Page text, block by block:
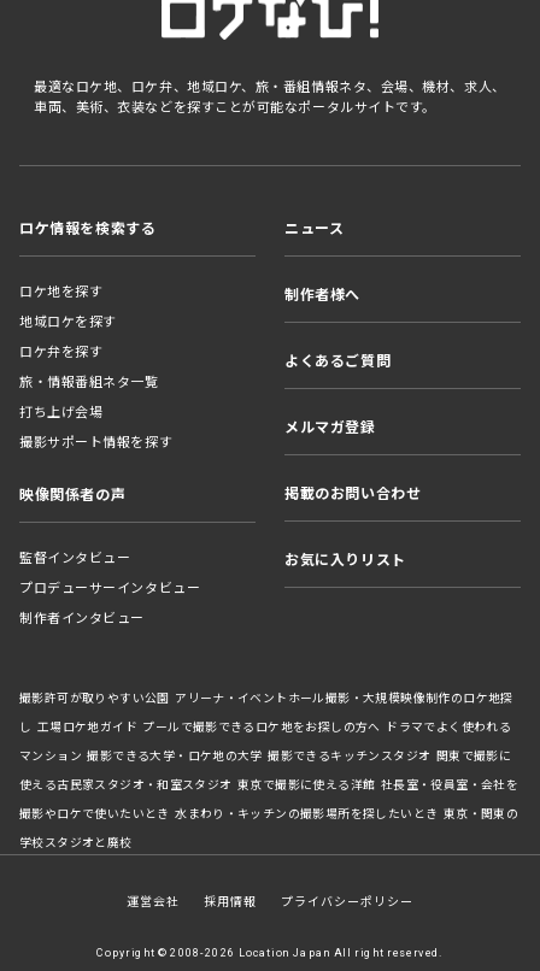
最適なロケ地、ロケ弁、地域ロケ、旅・番組情報ネタ、会場、機材、求人、
車両、美術、衣装などを探すことが可能なポータルサイトです。
ロケ情報を検索する
ロケ地を探す
地域ロケを探す
ロケ弁を探す
旅・情報番組ネタ一覧
打ち上げ会場
撮影サポート情報を探す
映像関係者の声
監督インタビュー
プロデューサーインタビュー
制作者インタビュー
ニュース
制作者様へ
よくあるご質問
メルマガ登録
掲載のお問い合わせ
お気に入りリスト
撮影許可が取りやすい公園 アリーナ・イベントホール撮影・大規模映像制作のロケ地探
し 工場ロケ地ガイド プールで撮影できるロケ地をお探しの方へ ドラマでよく使われる
マンション 撮影できる大学・ロケ地の大学 撮影できるキッチンスタジオ 関東で撮影に
使える古民家スタジオ・和室スタジオ 東京で撮影に使える洋館 社長室・役員室・会社を
撮影やロケで使いたいとき 水まわり・キッチンの撮影場所を探したいとき 東京・関東の
学校スタジオと廃校
運営会社 採用情報 プライバシーポリシー
Copyright © 2008-2026 Location Japan All right reserved.